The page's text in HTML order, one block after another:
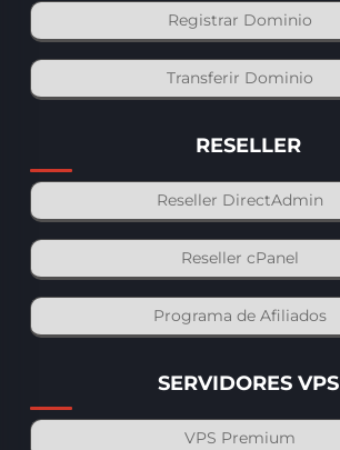
Registrar Dominio
Transferir Dominio
RESELLER
Reseller DirectAdmin
Reseller cPanel
Programa de Afiliados
SERVIDORES VPS
VPS Premium